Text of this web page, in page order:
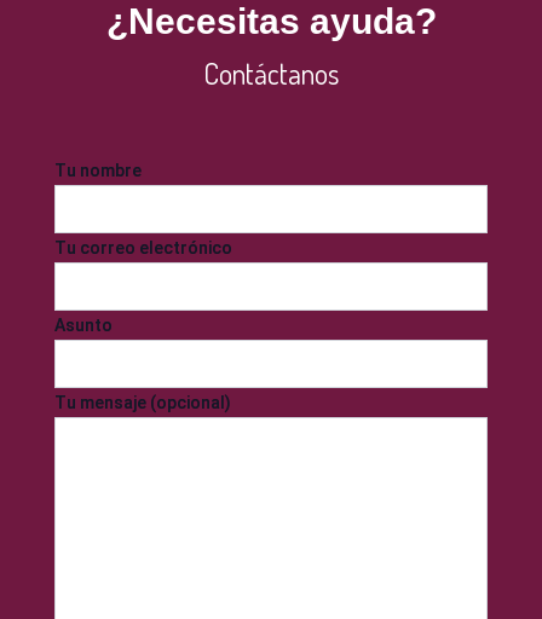
¿Necesitas ayuda?
Contáctanos
Tu nombre
Tu correo electrónico
Asunto
Tu mensaje (opcional)